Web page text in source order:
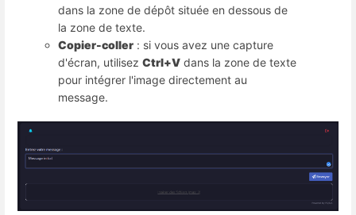
dans la zone de dépôt située en dessous de
la zone de texte.
Copier-coller : si vous avez une capture
d'écran, utilisez Ctrl+V dans la zone de texte
pour intégrer l'image directement au
message.